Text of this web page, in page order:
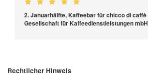
2. Januarhälfte, Kaffeebar für chicco di caffè
Gesellschaft für Kaffeedienstleistungen mbH
Rechtlicher Hinweis